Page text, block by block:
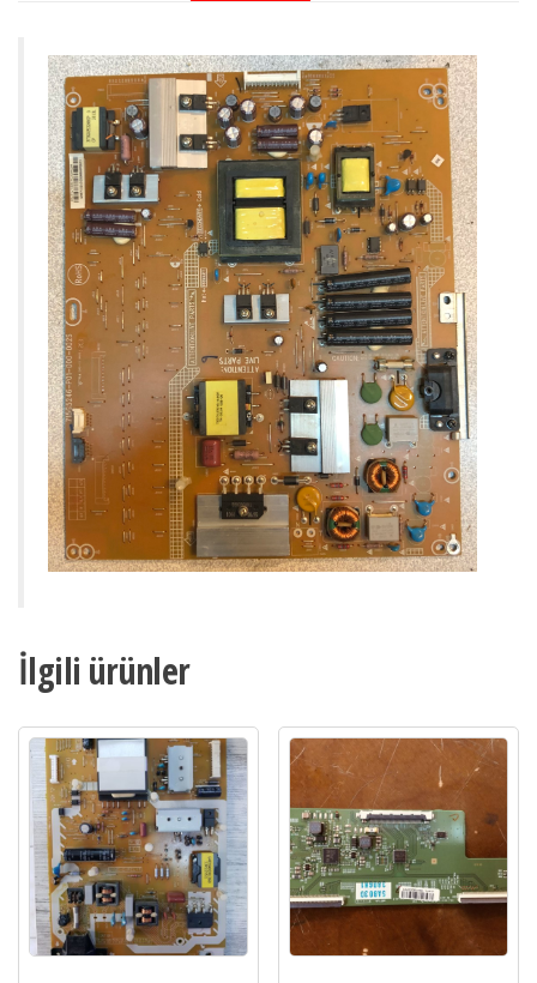
000-
002S
,
S57CGAD4
,
LC470EUE-
SEM2
adet
İlgili ürünler